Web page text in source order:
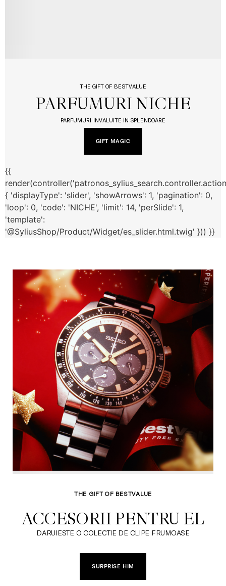
THE GIFT OF BESTVALUE
PARFUMURI NICHE
PARFUMURI INVALUITE IN SPLENDOARE
GIFT MAGIC
{{
{ 'displayType': 'slider', 'showArrows': 1, 'pagination': 0,
'loop': 0, 'code': 'NICHE', 'limit': 14, 'perSlide': 1,
'template':
'@SyliusShop/Product/Widget/es_slider.html.twig' })) }}
THE GIFT OF BESTVALUE
ACCESORII PENTRU EL
DARUIESTE O COLECTIE DE CLIPE FRUMOASE
SURPRISE HIM